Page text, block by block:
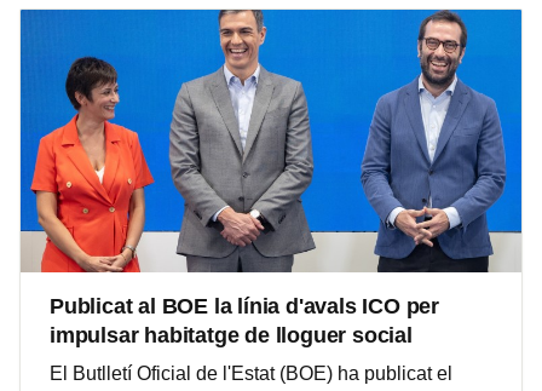
Publicat al BOE la línia d'avals ICO per
impulsar habitatge de lloguer social
El Butlletí Oficial de l'Estat (BOE) ha publicat el